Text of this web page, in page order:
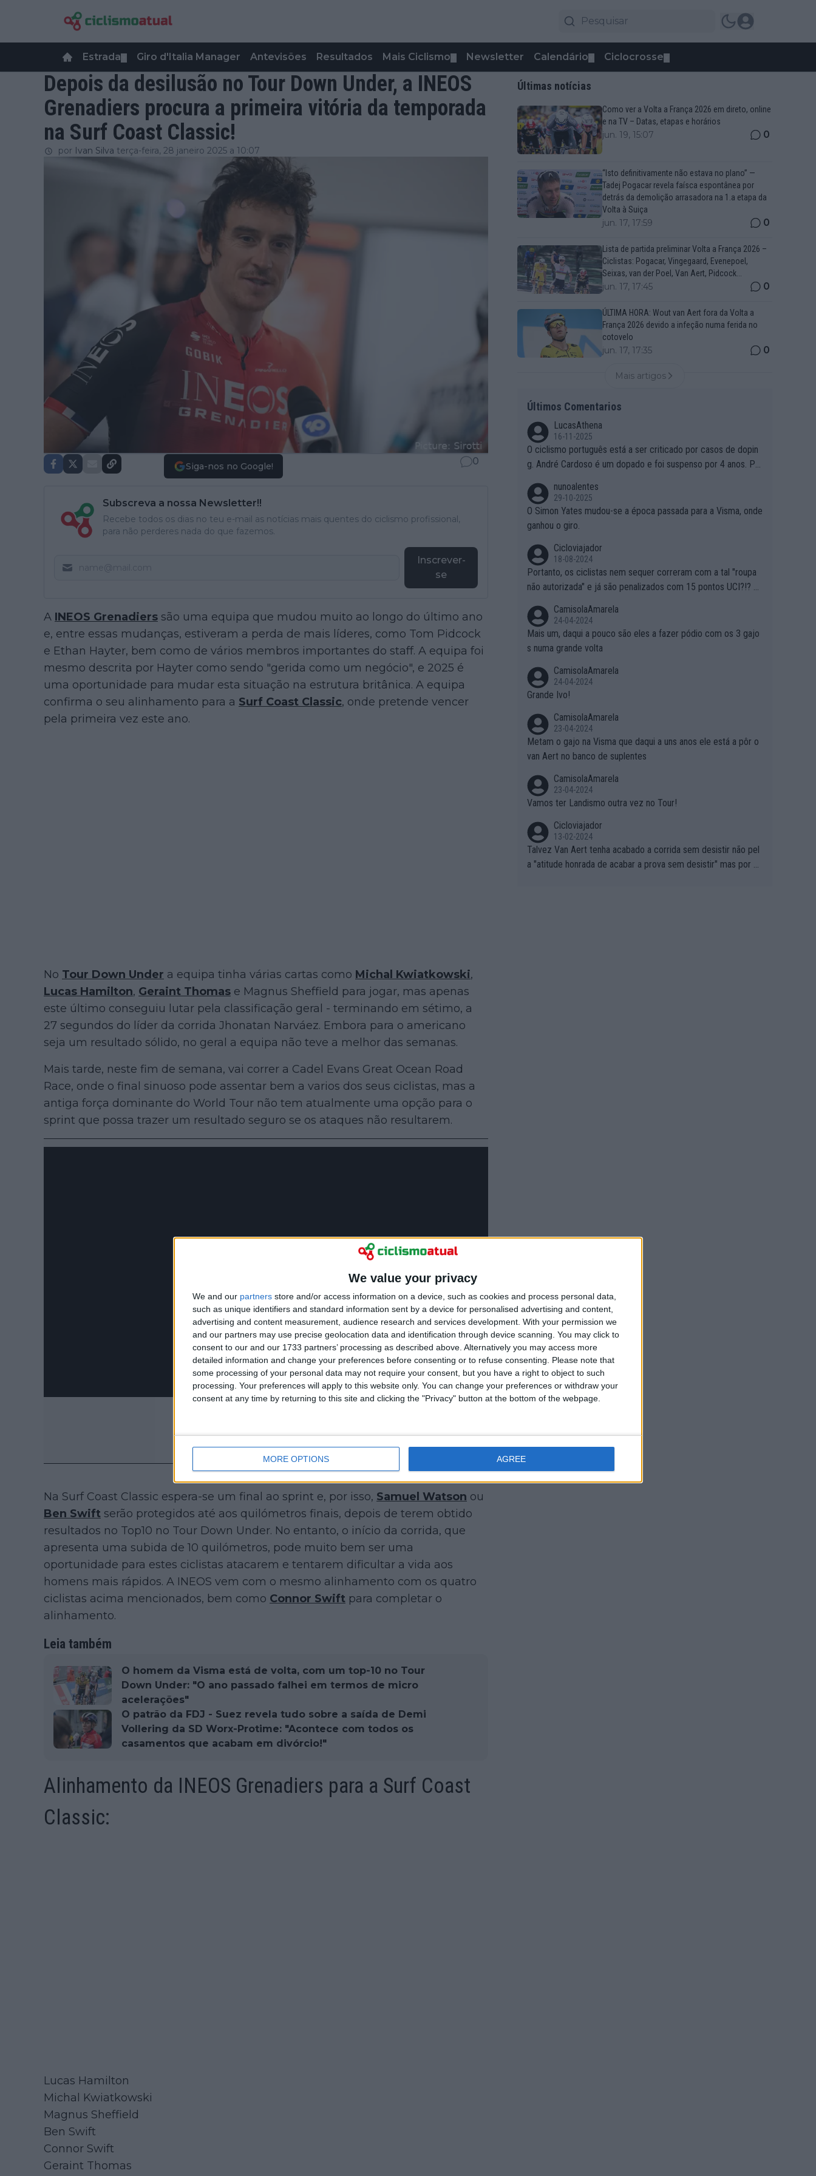
We value your privacy
We and our partners store and/or access information on a device, such as cookies and process personal data,
such as unique identifiers and standard information sent by a device for personalised advertising and content,
advertising and content measurement, audience research and services development. With your permission we
and our partners may use precise geolocation data and identification through device scanning. You may click to
consent to our and our 1733 partners’ processing as described above. Alternatively you may access more
detailed information and change your preferences before consenting or to refuse consenting.
Please note that
some processing of your personal data may not require your consent, but you have a right to object to such
processing. Your preferences will apply to this website only. You can change your preferences or withdraw your
consent at any time by returning to this site and clicking the "Privacy" button at the bottom of the webpage.
MORE OPTIONS AGREE
Estrada Giro d'Italia Manager Antevisões Resultados Mais Ciclismo Newsletter Calendário Ciclocrosse
Depois da desilusão no Tour Down Under, a INEOS
Grenadiers procura a primeira vitória da temporada
na Surf Coast Classic!
por Ivan Silva terça-feira, 28 janeiro 2025 a 10:07
Siga-nos no Google! 0
Subscreva a nossa Newsletter!!
Recebe todos os dias no teu e-mail as notícias mais quentes do ciclismo profissional,
para não perderes nada do que fazemos.
Inscrever-
se
A INEOS Grenadiers são uma equipa que mudou muito ao longo do último ano
e, entre essas mudanças, estiveram a perda de mais líderes, como Tom Pidcock
e Ethan Hayter, bem como de vários membros importantes do staff. A equipa foi
mesmo descrita por Hayter como sendo "gerida como um negócio", e 2025 é
uma oportunidade para mudar esta situação na estrutura britânica. A equipa
confirma o seu alinhamento para a Surf Coast Classic, onde pretende vencer
pela primeira vez este ano.
No Tour Down Under a equipa tinha várias cartas como Michal Kwiatkowski,
Lucas Hamilton, Geraint Thomas e Magnus Sheffield para jogar, mas apenas
este último conseguiu lutar pela classificação geral - terminando em sétimo, a
27 segundos do líder da corrida Jhonatan Narváez. Embora para o americano
seja um resultado sólido, no geral a equipa não teve a melhor das semanas.
Mais tarde, neste fim de semana, vai correr a Cadel Evans Great Ocean Road
Race, onde o final sinuoso pode assentar bem a varios dos seus ciclistas, mas a
antiga força dominante do World Tour não tem atualmente uma opção para o
sprint que possa trazer um resultado seguro se os ataques não resultarem.
Na Surf Coast Classic espera-se um final ao sprint e, por isso, Samuel Watson ou
Ben Swift serão protegidos até aos quilómetros finais, depois de terem obtido
resultados no Top10 no Tour Down Under. No entanto, o início da corrida, que
apresenta uma subida de 10 quilómetros, pode muito bem ser uma
oportunidade para estes ciclistas atacarem e tentarem dificultar a vida aos
homens mais rápidos. A INEOS vem com o mesmo alinhamento com os quatro
ciclistas acima mencionados, bem como Connor Swift para completar o
alinhamento.
Leia também
O homem da Visma está de volta, com um top-10 no Tour
Down Under: "O ano passado falhei em termos de micro
acelerações"
O patrão da FDJ - Suez revela tudo sobre a saída de Demi
Vollering da SD Worx-Protime: "Acontece com todos os
casamentos que acabam em divórcio!"
Alinhamento da INEOS Grenadiers para a Surf Coast
Classic:
Lucas Hamilton
Michal Kwiatkowski
Magnus Sheffield
Ben Swift
Connor Swift
Geraint Thomas
Últimas notícias
Como ver a Volta a França 2026 em direto, online
e na TV – Datas, etapas e horários
jun. 19, 15:07 0
“Isto definitivamente não estava no plano” —
Tadej Pogacar revela faísca espontânea por
detrás da demolição arrasadora na 1.a etapa da
Volta à Suiça
jun. 17, 17:59 0
Lista de partida preliminar Volta a França 2026 –
Ciclistas: Pogacar, Vingegaard, Evenepoel,
Seixas, van der Poel, Van Aert, Pidcock...
jun. 17, 17:45 0
ÚLTIMA HORA: Wout van Aert fora da Volta a
França 2026 devido a infeção numa ferida no
cotovelo
jun. 17, 17:35 0
Mais artigos
Últimos Comentarios
LucasAthena
16-11-2025
O ciclismo português está a ser criticado por casos de dopin
g. André Cardoso é um dopado e foi suspenso por 4 anos. Po
pado?
nunoalentes
29-10-2025
O Simon Yates mudou-se a época passada para a Visma, onde
ganhou o giro.
Cicloviajador
18-08-2024
Portanto, os ciclistas nem sequer correram com a tal "roupa
não autorizada" e já são penalizados com 15 pontos UCI?!? S
entende... Mas penalizar os atletas retirando-lhes pontos??? Is
to é roubar na secretaria o que os atletas conquistam na estra
da!
CamisolaAmarela
24-04-2024
Mais um, daqui a pouco são eles a fazer pódio com os 3 gajo
s numa grande volta
CamisolaAmarela
24-04-2024
Grande Ivo!
CamisolaAmarela
23-04-2024
Metam o gajo na Visma que daqui a uns anos ele está a pôr o
van Aert no banco de suplentes
CamisolaAmarela
23-04-2024
Vamos ter Landismo outra vez no Tour!
Cicloviajador
13-02-2024
Talvez Van Aert tenha acabado a corrida sem desistir não pel
a "atitude honrada de acabar a prova sem desistir" mas por ou